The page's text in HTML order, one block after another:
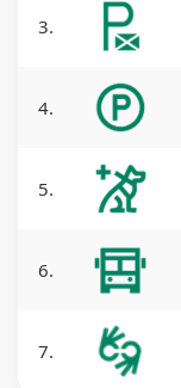
3.
4.
5.
6.
7.